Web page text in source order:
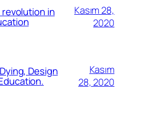
in
Kasım 28,
2020
Design
Kasım
28, 2020